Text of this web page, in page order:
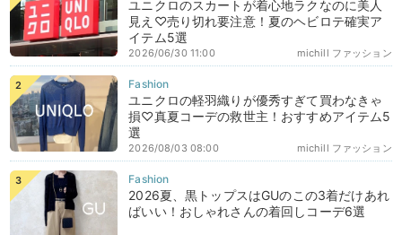
ユニクロのスカートが着心地ラクなのに美人
見え♡売り切れ要注意！夏のヘビロテ確実ア
イテム5選
michill ファッション
2026/06/30 11:00
ユニクロの軽羽織りが優秀すぎて買わなきゃ
損♡真夏コーデの救世主！おすすめアイテム5
選
michill ファッション
2026/08/03 08:00
2026夏、黒トップスはGUのこの3着だけあれ
ばいい！おしゃれさんの着回しコーデ6選